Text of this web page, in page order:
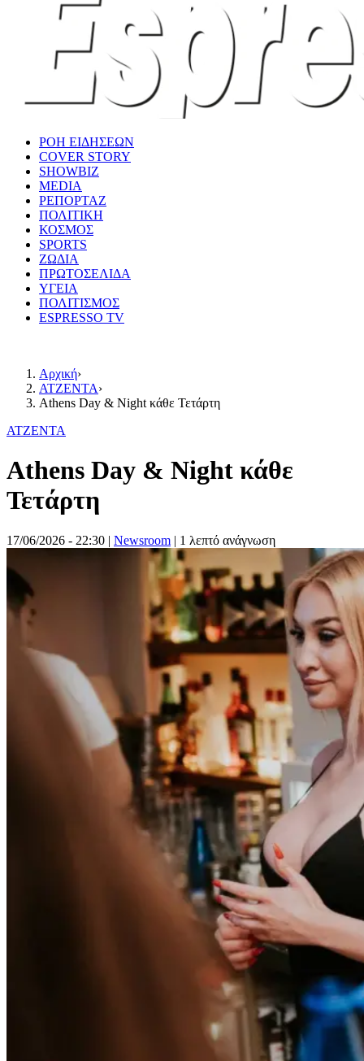
ΡΟΗ ΕΙΔΗΣΕΩΝ
COVER STORY
SHOWBIZ
MEDIA
ΡΕΠΟΡΤΑΖ
ΠΟΛΙΤΙΚΗ
ΚΟΣΜΟΣ
SPORTS
ΖΩΔΙΑ
ΠΡΩΤΟΣΕΛΙΔΑ
ΥΓΕΙΑ
ΠΟΛΙΤΙΣΜΟΣ
ESPRESSO TV
Αρχική›
ΑΤΖΕΝΤΑ›
Athens Day & Night κάθε Τετάρτη
ΑΤΖΕΝΤΑ
Athens Day & Night κάθε
Τετάρτη
17/06/2026 - 22:30 | Newsroom | 1 λεπτό ανάγνωση